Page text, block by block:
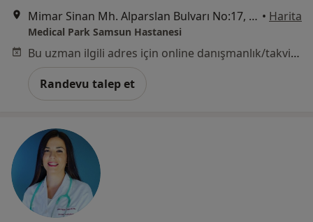
Mimar Sinan Mh. Alparslan Bulvarı No:17, Samsun • Harita
Medical Park Samsun Hastanesi
Bu uzman ilgili adres için online danışmanlık/takvim sunmuyor.
Randevu talep et